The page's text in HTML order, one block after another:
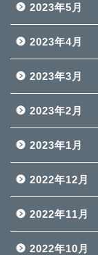
2023年5月
2023年4月
2023年3月
2023年2月
2023年1月
2022年12月
2022年11月
2022年10月